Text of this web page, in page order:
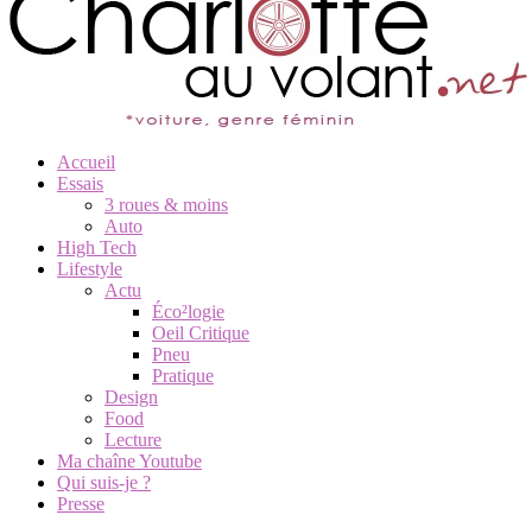
Accueil
Essais
3 roues & moins
Auto
High Tech
Lifestyle
Actu
Éco²logie
Oeil Critique
Pneu
Pratique
Design
Food
Lecture
Ma chaîne Youtube
Qui suis-je ?
Presse